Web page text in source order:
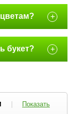
+
букет? +
|
Показать